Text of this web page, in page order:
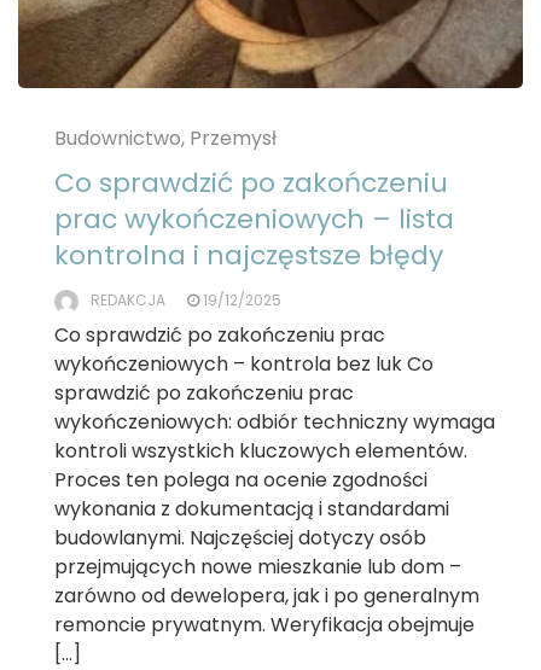
Budownictwo, Przemysł
Co sprawdzić po zakończeniu
prac wykończeniowych – lista
kontrolna i najczęstsze błędy
REDAKCJA 19/12/2025
Co sprawdzić po zakończeniu prac
wykończeniowych – kontrola bez luk Co
sprawdzić po zakończeniu prac
wykończeniowych: odbiór techniczny wymaga
kontroli wszystkich kluczowych elementów.
Proces ten polega na ocenie zgodności
wykonania z dokumentacją i standardami
budowlanymi. Najczęściej dotyczy osób
przejmujących nowe mieszkanie lub dom –
zarówno od dewelopera, jak i po generalnym
remoncie prywatnym. Weryfikacja obejmuje
[…]